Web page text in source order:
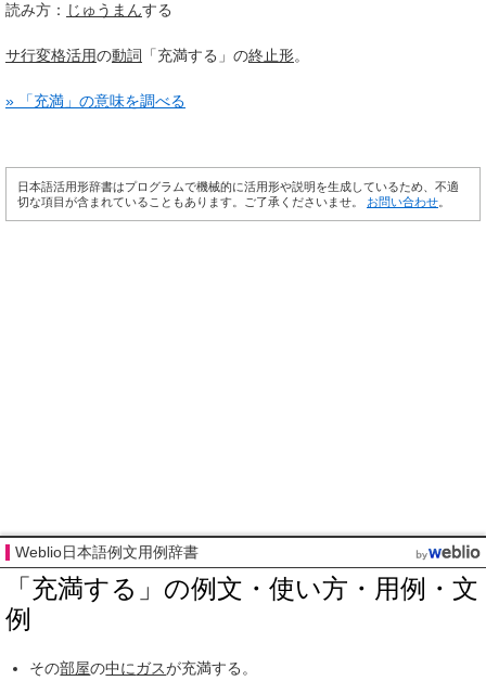
読み方： じゅうまんする
サ行変格活用の動詞 「充満する」の終止形。
» 「充満」の意味を調べる
日本語活用形辞書はプログラムで機械的に活用形や説明を生成しているため、不適
切な項目が含まれていることもあります。ご了承くださいませ。 お問い合わせ
Weblio日本語例文用例辞書
「充満する」の例文・使い方・用例・文
例
その部屋の中にガスが充満する。